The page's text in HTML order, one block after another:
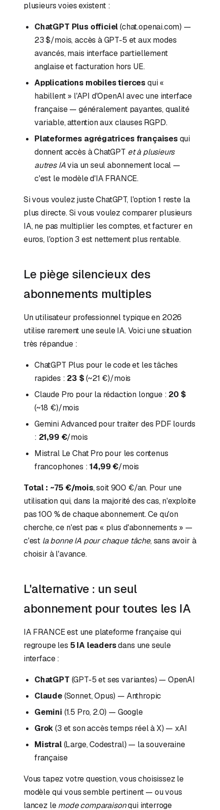
plusieurs voies existent :
ChatGPT Plus officiel(chat.openai.com) —
23 $/mois, accès à GPT-5 et aux modes
avancés, mais interface partiellement
anglaise et facturation hors UE.
Applications mobiles tiercesqui «
habillent » l'API d'OpenAI avec une interface
française — généralement payantes, qualité
variable, attention aux clauses RGPD.
Plateformes agrégatrices françaisesqui
donnent accès à ChatGPT et à plusieurs
autres IAvia un seul abonnement local —
c'est le modèle d'IA FRANCE.
Si vous voulez juste ChatGPT, l'option 1 reste la
plus directe. Si vous voulez comparer plusieurs
IA, ne pas multiplier les comptes, et facturer en
euros, l'option 3 est nettement plus rentable.
Le piège silencieux des
abonnements multiples
Un utilisateur professionnel typique en 2026
utilise rarement une seule IA. Voici une situation
très répandue :
ChatGPT Plus pour le code et les tâches
rapides : 23 $(~21 €)/mois
Claude Pro pour la rédaction longue : 20 $
(~18 €)/mois
Gemini Advanced pour traiter des PDF lourds
: 21,99 €/mois
Mistral Le Chat Pro pour les contenus
francophones :14,99 €/mois
Total : ~75 €/mois, soit 900 €/an. Pour une
utilisation qui, dans la majorité des cas, n'exploite
pas 100 % de chaque abonnement. Ce qu'on
cherche, ce n'est pas « plus d'abonnements » —
c'est la bonne IA pour chaque tâche, sans avoir à
choisir à l'avance.
L'alternative : un seul
abonnement pour toutes les IA
IA FRANCE est une plateforme française qui
regroupe les 5 IA leadersdans une seule
interface :
ChatGPT (GPT-5 et ses variantes) — OpenAI
Claude(Sonnet, Opus) — Anthropic
Gemini (1.5 Pro, 2.0) — Google
Grok(3 et son accès temps réel à X) — xAI
Mistral(Large, Codestral) — la souveraine
française
Vous tapez votre question, vous choisissez le
modèle qui vous semble pertinent — ou vous
lancez lemode comparaisonqui interroge